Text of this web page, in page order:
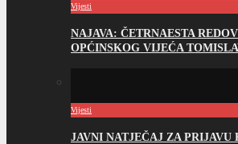
Vijesti
NAJAVA: ČETRNAESTA
OPĆINSKOG VIJEĆA
Vijesti
JAVNI NATJEČAJ ZA PRIJAVU